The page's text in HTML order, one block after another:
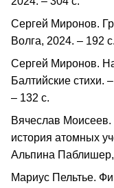
Сергей Миронов.
Волга, 2024. – 192 с.
Сергей Миронов.
Балтийские стихи.
– 132 с.
Вячеслав Моисеев.
история атомных
Альпина Паблишер,
Мариус Пельтье.